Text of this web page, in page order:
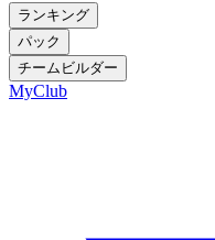
ランキング
パック
チームビルダー
MyClub